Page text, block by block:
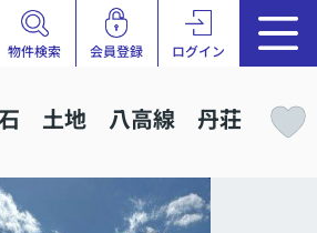
物件検索 会員登録 ログイン
石 土地 八高線 丹荘